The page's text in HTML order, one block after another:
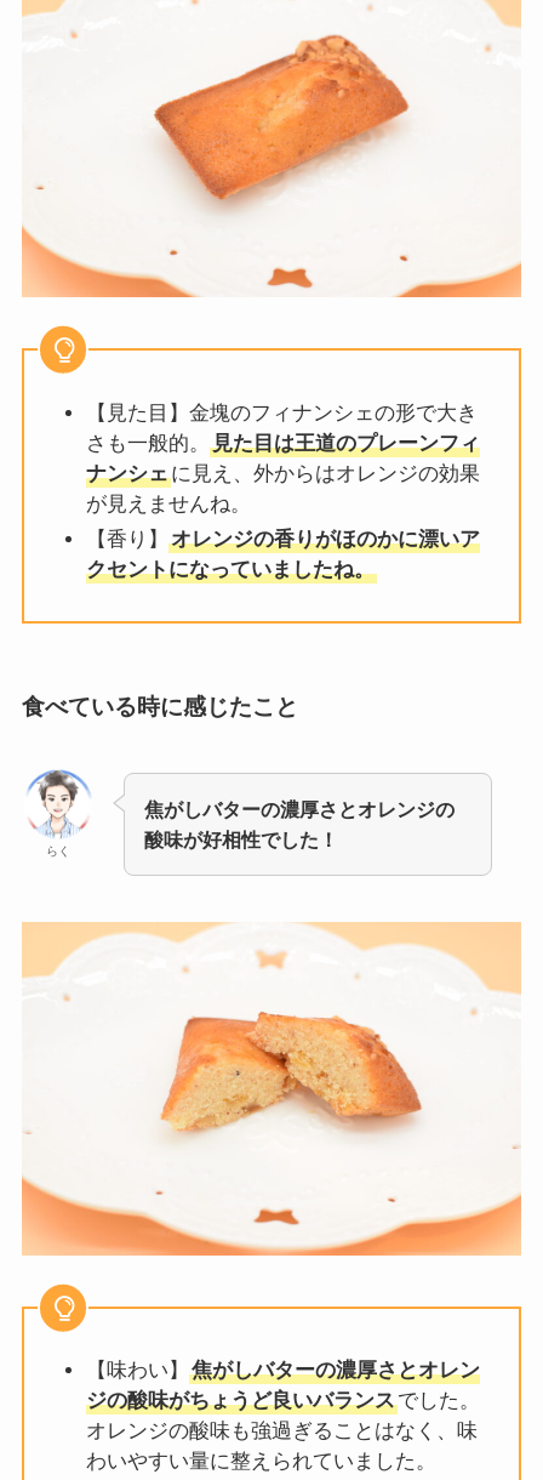
【見た目】金塊のフィナンシェの形で大き
さも一般的。
見た目は王道のプレーンフィ
ナンシェに見え、外からはオレンジの効果
が見えませんね。
【香り】
オレンジの香りがほのかに漂いア
クセントになっていましたね。
食べている時に感じたこと
らく
焦がしバターの濃厚さとオレンジの
酸味が好相性でした！
【味わい】
焦がしバターの濃厚さとオレン
ジの酸味がちょうど良いバランスでした。
オレンジの酸味も強過ぎることはなく、味
わいやすい量に整えられていました。